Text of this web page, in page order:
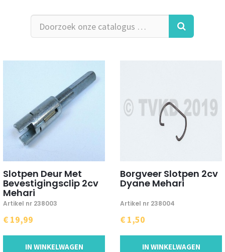
Slotpen Deur Met
Bevestigingsclip 2cv
Mehari
Artikel nr 238003
€ 19,99
IN WINKELWAGEN
Borgveer Slotpen 2cv
Dyane Mehari
Artikel nr 238004
€ 1,50
IN WINKELWAGEN